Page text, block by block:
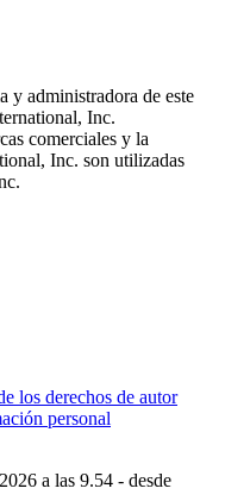
y administradora de este
Inc.
comerciales y la
Inc. son utilizadas
los derechos de autor
personal
a las 9.54 - desde